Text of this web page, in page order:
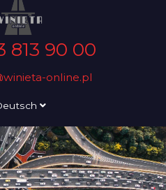
813 90 00
online.pl